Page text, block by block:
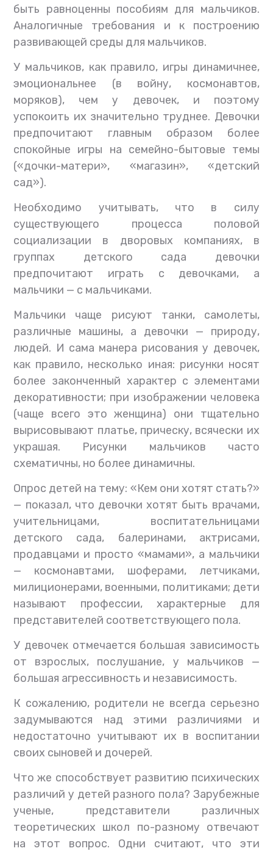
быть равноценны пособиям для мальчиков.
Аналогичные требования и к построению
развивающей среды для мальчиков.
У мальчиков, как правило, игры динамичнее,
эмоциональнее (в войну, космонавтов,
моряков), чем у девочек, и поэтому
успокоить их значительно труднее. Девочки
предпочитают главным образом более
спокойные игры на семейно-бытовые темы
(«дочки-матери», «магазин», «детский
сад»).
Необходимо учитывать, что в силу
существующего процесса половой
социализации в дворовых компаниях, в
группах детского сада девочки
предпочитают играть с девочками, а
мальчики — с мальчиками.
Мальчики чаще рисуют танки, самолеты,
различные машины, а девочки — природу,
людей. И сама манера рисования у девочек,
как правило, несколько иная: рисунки носят
более законченный характер с элементами
декоративности; при изображении человека
(чаще всего это женщина) они тщательно
вырисовывают платье, прическу, всячески их
украшая. Рисунки мальчиков часто
схематичны, но более динамичны.
Опрос детей на тему: «Кем они хотят стать?»
— показал, что девочки хотят быть врачами,
учительницами, воспитательницами
детского сада, балеринами, актрисами,
продавцами и просто «мамами», а мальчики
— космонавтами, шоферами, летчиками,
милиционерами, военными, политиками; дети
называют профессии, характерные для
представителей соответствующего пола.
У девочек отмечается большая зависимость
от взрослых, послушание, у мальчиков —
большая агрессивность и независимость.
К сожалению, родители не всегда серьезно
задумываются над этими различиями и
недостаточно учитывают их в воспитании
своих сыновей и дочерей.
Что же способствует развитию психических
различий у детей разного пола? Зарубежные
ученые, представители различных
теоретических школ по-разному отвечают
на этот вопрос. Одни считают, что эти